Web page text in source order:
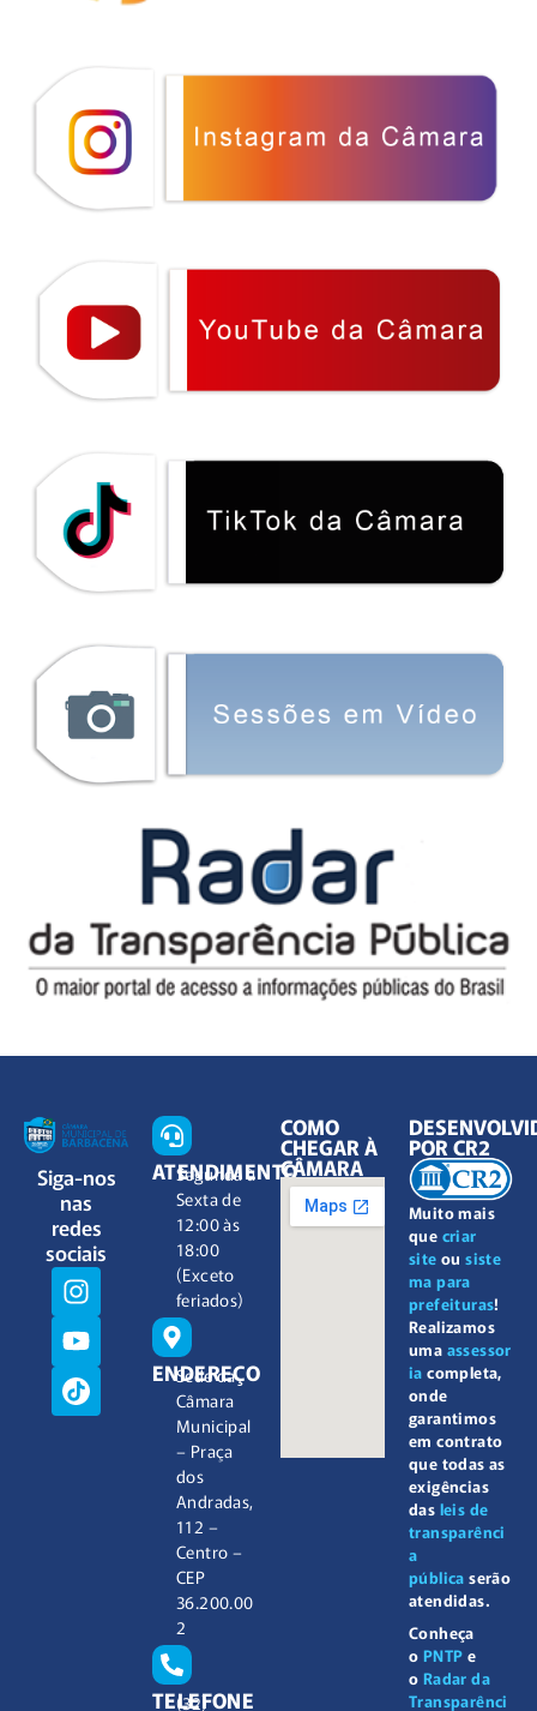
Siga-nos
nas
redes
sociais
ATENDIMENTO
Segunda à
Sexta de
12:00 às
18:00
(Exceto
feriados)
ENDEREÇO
Sede da
Câmara
Municipal
– Praça
dos
Andradas,
112 –
Centro –
CEP
36.200.00
2
TELEFONE
(32)
COMO
CHEGAR À
CÂMARA
Muito mais
que criar
site ousiste
ma para
prefeituras!
Realizamos
uma assessor
ia completa,
onde
garantimos
em contrato
que todas as
exigências
das leis de
transparênci
a
pública serão
atendidas.
Conheça
o PNTP e
o Radar da
Transparênci
POR CR2